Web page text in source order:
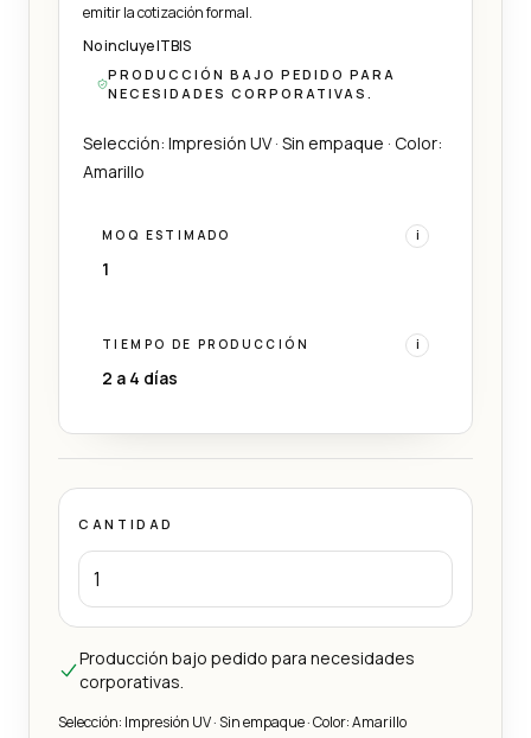
emitir la cotización formal.
No incluye ITBIS
PRODUCCIÓN BAJO PEDIDO PARA
NECESIDADES CORPORATIVAS.
Selección: Impresión UV · Sin empaque · Color:
Amarillo
MOQ ESTIMADO i
1
TIEMPO DE PRODUCCIÓN i
2 a 4 días
CANTIDAD
Producción bajo pedido para necesidades
corporativas.
Selección: Impresión UV · Sin empaque · Color: Amarillo